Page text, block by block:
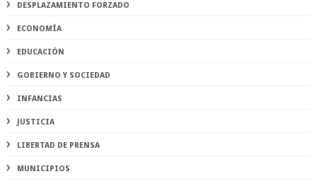
DESPLAZAMIENTO FORZADO
ECONOMÍA
EDUCACIÓN
GOBIERNO Y SOCIEDAD
INFANCIAS
JUSTICIA
LIBERTAD DE PRENSA
MUNICIPIOS